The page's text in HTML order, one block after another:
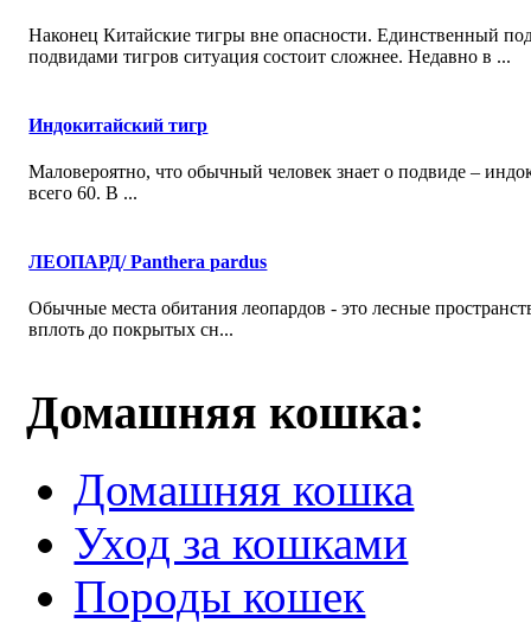
Наконец Китайские тигры вне опасности. Единственный
подвидами тигров ситуация состоит сложнее. Недавно в ...
Индокитайский тигр
Маловероятно, что обычный человек знает о подвиде –
всего 60. В ...
ЛЕОПАРД/ Panthera pardus
Обычные места обитания леопардов - это лесные
вплоть до покрытых сн...
Домашняя кошка:
Домашняя кошка
Уход за кошками
Породы кошек